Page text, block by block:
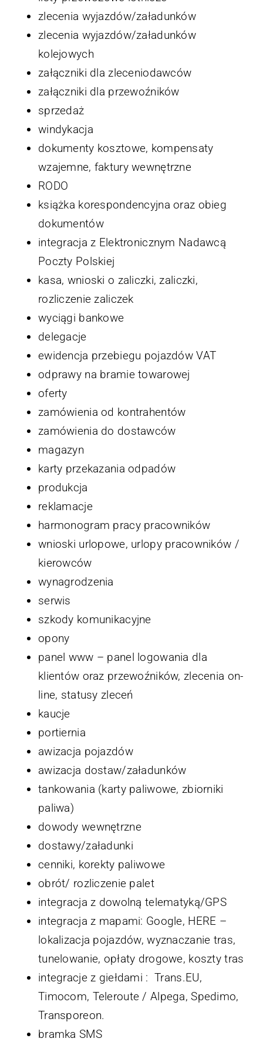
zlecenia wyjazdów/załadunków
zlecenia wyjazdów/załadunków
kolejowych
załączniki dla zleceniodawców
załączniki dla przewoźników
sprzedaż
windykacja
dokumenty kosztowe, kompensaty
wzajemne, faktury wewnętrzne
RODO
książka korespondencyjna oraz obieg
dokumentów
integracja z Elektronicznym Nadawcą
Poczty Polskiej
kasa, wnioski o zaliczki, zaliczki,
rozliczenie zaliczek
wyciągi bankowe
delegacje
ewidencja przebiegu pojazdów VAT
odprawy na bramie towarowej
oferty
zamówienia od kontrahentów
zamówienia do dostawców
magazyn
karty przekazania odpadów
produkcja
reklamacje
harmonogram pracy pracowników
wnioski urlopowe, urlopy pracowników /
kierowców
wynagrodzenia
serwis
szkody komunikacyjne
opony
panel www – panel logowania dla
klientów oraz przewoźników, zlecenia on-
line, statusy zleceń
kaucje
portiernia
awizacja pojazdów
awizacja dostaw/załadunków
tankowania (karty paliwowe, zbiorniki
paliwa)
dowody wewnętrzne
dostawy/załadunki
cenniki, korekty paliwowe
obrót/ rozliczenie palet
integracja z dowolną telematyką/GPS
integracja z mapami: Google, HERE –
lokalizacja pojazdów, wyznaczanie tras,
tunelowanie, opłaty drogowe, koszty tras
integracje z giełdami : Trans.EU,
Timocom, Teleroute / Alpega, Spedimo,
Transporeon.
bramka SMS